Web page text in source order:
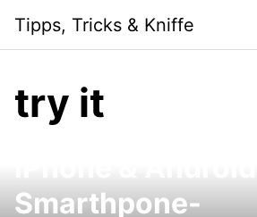
content
Tipps, Tricks & Kniffe
try it
Smarthpone-